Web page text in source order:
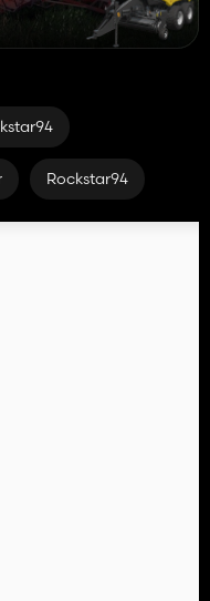
Rockstar94